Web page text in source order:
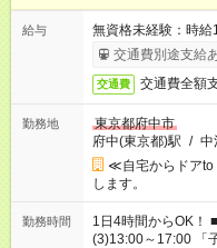
給与
無資格未経験：時
交通費別途支給
交通費 交通費全額
勤務地
東京都府中市
府中(東京都)駅 / 中
≪自宅からドアto
します。
勤務時間
1日4時間からOK！ ■シフト例 (1)8:00～12:00 (2)10:00～14:00
(3)13:00～17:00 「子どもたちが学校に行く間だけ働きたい」